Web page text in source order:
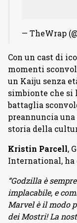
— TheWrap
Con un cast di
momenti
un Kaiju senza
simbionte che si
battaglia
preannuncia
storia della
Kristin Parcell,
International, ha
“Godzilla è
implacabile, e
Marvel è il modo
dei Mostri! La